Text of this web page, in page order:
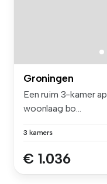
Groningen
Een ruim 3-kamer
woonlaag bo...
3 kamers
€ 1.036